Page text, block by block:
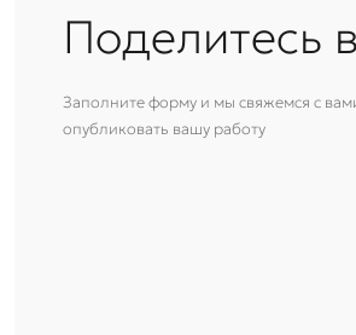
Поделитесь
Заполните форму и мы свяжемся с
опубликовать вашу работу